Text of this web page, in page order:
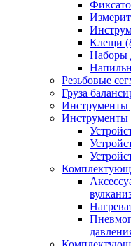
Клещи
Наборы
Резьбовые
Груза
Инструменты
Инструменты